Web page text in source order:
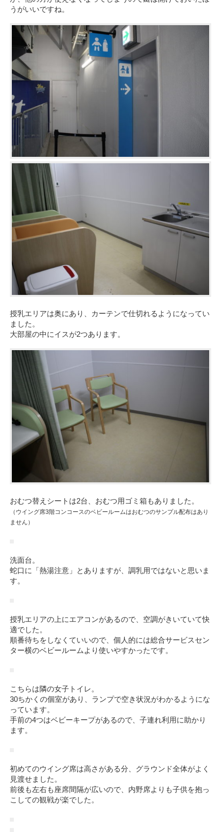
うがいいですね。
授乳エリアは奥にあり、カーテンで仕切れるようになってい
ました。
大部屋の中にイスが2つあります。
おむつ替えシートは2台、おむつ用ゴミ箱もありました。
（ウイング席3階コンコースのベビールームはおむつのサンプル配布はあり
ません）
洗面台。
蛇口に「熱湯注意」とありますが、調乳用ではないと思いま
す。
授乳エリアの上にエアコンがあるので、空調がきいていて快
適でした。
順番待ちをしなくていいので、個人的には総合サービスセン
ター横のベビールームより使いやすかったです。
こちらは隣の女子トイレ。
30ちかくの個室があり、ランプで空き状況がわかるようにな
っています。
手前の4つはベビーキープがあるので、子連れ利用に助かり
ます。
初めてのウイング席は高さがある分、グラウンド全体がよく
見渡せました。
前後も左右も座席間隔が広いので、内野席よりも子供を抱っ
こしての観戦が楽でした。